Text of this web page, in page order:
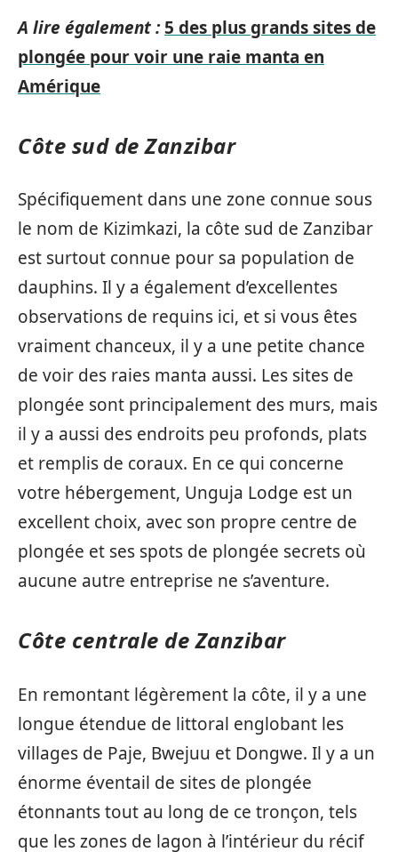
A lire également : 5 des plus grands sites de
plongée pour voir une raie manta en
Amérique
Côte sud de Zanzibar
Spécifiquement dans une zone connue sous
le nom de Kizimkazi, la côte sud de Zanzibar
est surtout connue pour sa population de
dauphins. Il y a également d’excellentes
observations de requins ici, et si vous êtes
vraiment chanceux, il y a une petite chance
de voir des raies manta aussi. Les sites de
plongée sont principalement des murs, mais
il y a aussi des endroits peu profonds, plats
et remplis de coraux. En ce qui concerne
votre hébergement, Unguja Lodge est un
excellent choix, avec son propre centre de
plongée et ses spots de plongée secrets où
aucune autre entreprise ne s’aventure.
Côte centrale de Zanzibar
En remontant légèrement la côte, il y a une
longue étendue de littoral englobant les
villages de Paje, Bwejuu et Dongwe. Il y a un
énorme éventail de sites de plongée
étonnants tout au long de ce tronçon, tels
que les zones de lagon à l’intérieur du récif